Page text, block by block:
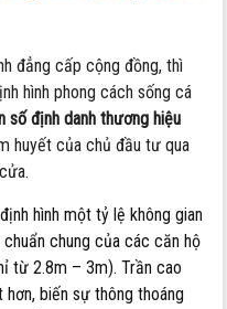
đẳng cấp cộng đồng, thì
hình phong cách sống cá
số định danh thương hiệu
huyết của chủ đầu tư qua
hình một tỷ lệ không gian
chung của các căn hộ
từ 2.8m – 3m). Trần cao
biến sự thông thoáng